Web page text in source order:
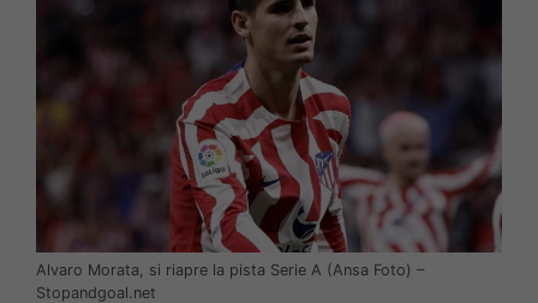
Alvaro Morata, si riapre la pista Serie A (Ansa Foto) –
Stopandgoal.net